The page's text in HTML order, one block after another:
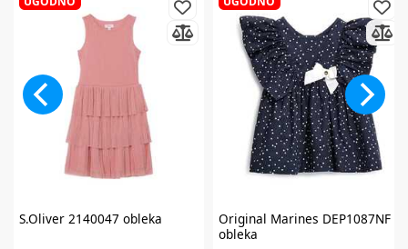
S.Oliver2140047 obleka Original Marines DEP1087NF
obleka